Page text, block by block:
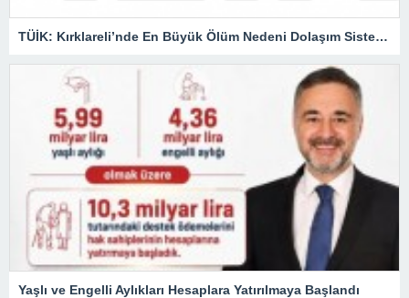
TÜİK: Kırklareli’nde En Büyük Ölüm Nedeni Dolaşım Sistemi Hastalıkları
Yaşlı ve Engelli Aylıkları Hesaplara Yatırılmaya Başlandı